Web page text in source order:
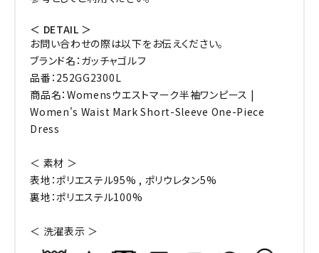
＜ DETAIL ＞
お問い合わせの際は以下をお伝えください。
ブランド名：ガッチャゴルフ
品番：252GG2300L
商品名：Womensウエストマーク半袖ワンピース |
Women's Waist Mark Short-Sleeve One-Piece
Dress
＜ 素材 ＞
表地：ポリエステル95% , ポリウレタン5%
裏地：ポリエステル100%
＜ 洗濯表示 ＞